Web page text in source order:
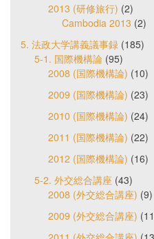
2013 (研修旅行) (2)
Cambodia 2013 (2)
5. 法政大学講義議事録 (185)
5-1. 国際機構論 (95)
2008 (国際機構論) (10)
2009 (国際機構論) (23)
2010 (国際機構論) (24)
2011 (国際機構論) (22)
2012 (国際機構論) (16)
5-2. 外交総合講座 (43)
2008 (外交総合講座) (9)
2009 (外交総合講座)